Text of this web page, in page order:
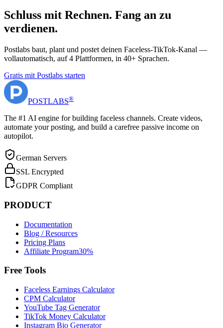
Schluss mit Rechnen. Fang an zu
verdienen.
Postlabs baut, plant und postet deinen Faceless-TikTok-Kanal —
vollautomatisch, auf 4 Plattformen, in 40+ Sprachen.
Gratis mit Postlabs starten
POSTLABS®
The #1 AI engine for building faceless channels. Create videos,
automate your posting, and build a carefree passive income on
autopilot.
German Servers
SSL Encrypted
GDPR Compliant
PRODUCT
Documentation
Blog / Resources
Pricing Plans
Affiliate Program30%
Free Tools
Faceless Earnings Calculator
CPM Calculator
YouTube Tag Generator
TikTok Money Calculator
Instagram Bio Generator